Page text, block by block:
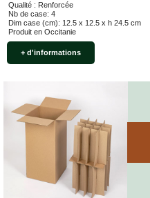
Qualité : Renforcée
Nb de case: 4
Dim case (cm): 12.5 x 12.5 x h 24.5 cm
Produit en Occitanie
+ d'informations